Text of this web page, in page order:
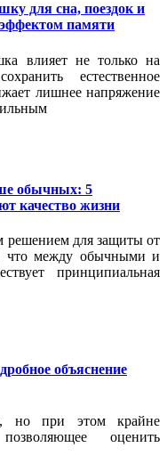
для сна, поездок и
памяти
влияет не только на
естественное
лишнее напряжение
обычных: 5
качество жизни
для защиты от
что между обычными и
принципиальная
объяснение
но при этом крайне
оценить